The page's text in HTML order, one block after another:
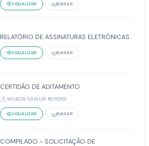
VISUALIZAR BAIXAR
RELATÓRIO DE ASSINATURAS ELETRÔNICAS
VISUALIZAR BAIXAR
CERTIDÃO DE ADITAMENTO
WILSON DA SILVA BORGES
VISUALIZAR BAIXAR
COMPILADO - SOLICITAÇÃO DE